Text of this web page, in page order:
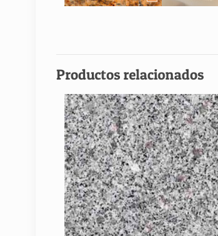
Productos relacionados